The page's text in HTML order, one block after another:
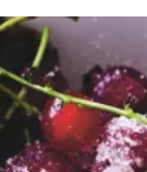
Rysteribs